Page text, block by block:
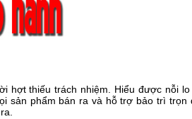
hợt thiếu trách nhiệm. Hiểu được nỗi lo
sản phẩm bán ra và hỗ trợ bảo trì trọn